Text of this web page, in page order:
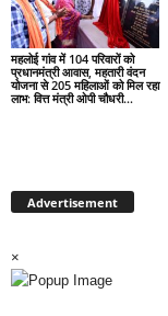
महलोई गांव में 104 परिवारों को
प्रधानमंत्री आवास, महतारी वंदन
योजना से 205 महिलाओं को मिल रहा
लाभ: वित्त मंत्री ओपी चौधरी…
Advertisement
×